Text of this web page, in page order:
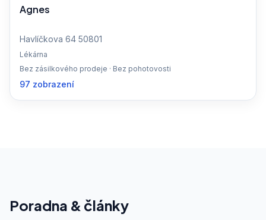
Agnes
Havlíčkova 64 50801
Lékárna
Bez zásilkového prodeje · Bez pohotovosti
97 zobrazení
Poradna & články